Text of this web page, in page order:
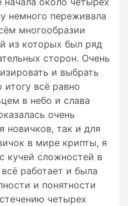
немного переживала
многообразии
из которых был ряд
сторон. Очень
и выбрать
итогу всё равно
в небо и слава
очень
новичков, так и для
в мире крипты, я
кучей сложностей в
работает и была
и понятности
четырех